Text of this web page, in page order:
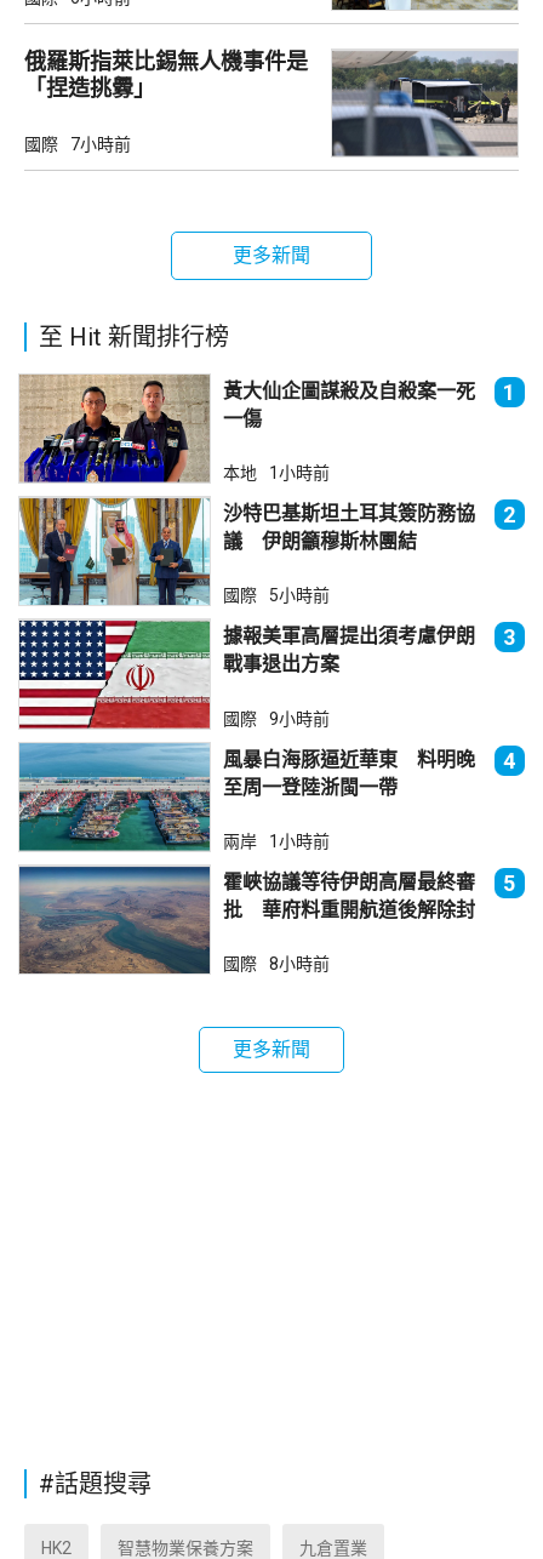
俄羅斯指萊比錫無人機事件是
「捏造挑釁」
國際 7小時前
更多新聞
至 Hit 新聞排行榜
黃大仙企圖謀殺及自殺案一死
一傷
1
本地 1小時前
沙特巴基斯坦土耳其簽防務協
議 伊朗籲穆斯林團結
2
國際 5小時前
據報美軍高層提出須考慮伊朗
戰事退出方案
3
國際 9小時前
風暴白海豚逼近華東 料明晚
至周一登陸浙閩一帶
4
兩岸 1小時前
霍峽協議等待伊朗高層最終審
批 華府料重開航道後解除封
5
國際 8小時前
更多新聞
#話題搜尋
HK2 智慧物業保養方案 九倉置業